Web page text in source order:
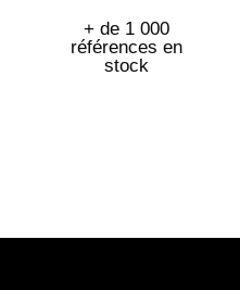
+ de 1 000
références en
stock